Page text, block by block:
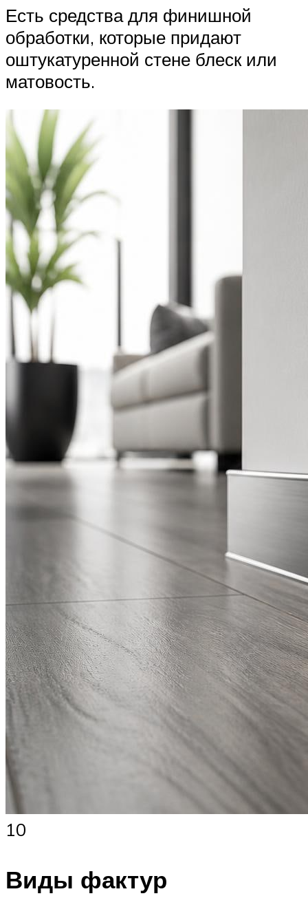
Есть средства для финишной
обработки, которые придают
оштукатуренной стене блеск или
матовость.
10
Виды фактур